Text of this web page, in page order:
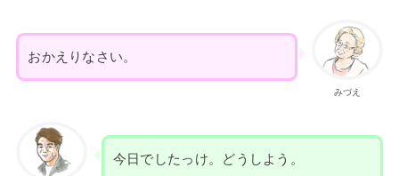
みづえ
おかえりなさい。
今日でしたっけ。どうしよう。